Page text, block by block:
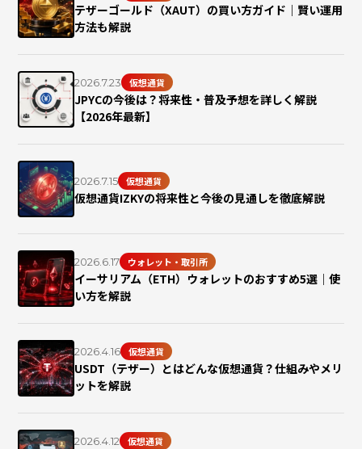
テザーゴールド（XAUT）の買い方ガイド｜賢い運用
方法も解説
2026.7.23 仮想通貨
JPYCの今後は？将来性・普及予想を詳しく解説
【2026年最新】
2026.7.15 仮想通貨
仮想通貨IZKYの将来性と今後の見通しを徹底解説
2026.6.17 ウォレット・取引所
イーサリアム（ETH）ウォレットのおすすめ5選｜使
い方を解説
2026.4.16 仮想通貨
USDT（テザー）とはどんな仮想通貨？仕組みやメリ
ットを解説
2026.4.12 仮想通貨